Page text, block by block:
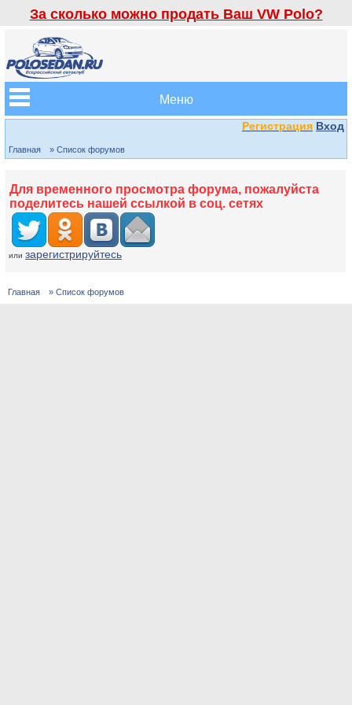
За сколько можно продать Ваш VW Polo?
Меню
Регистрация Вход
Главная » Список форумов
Для временного просмотра форума, пожалуйста
поделитесь нашей ссылкой в соц. сетях
или зарегистрируйтесь
Главная » Список форумов